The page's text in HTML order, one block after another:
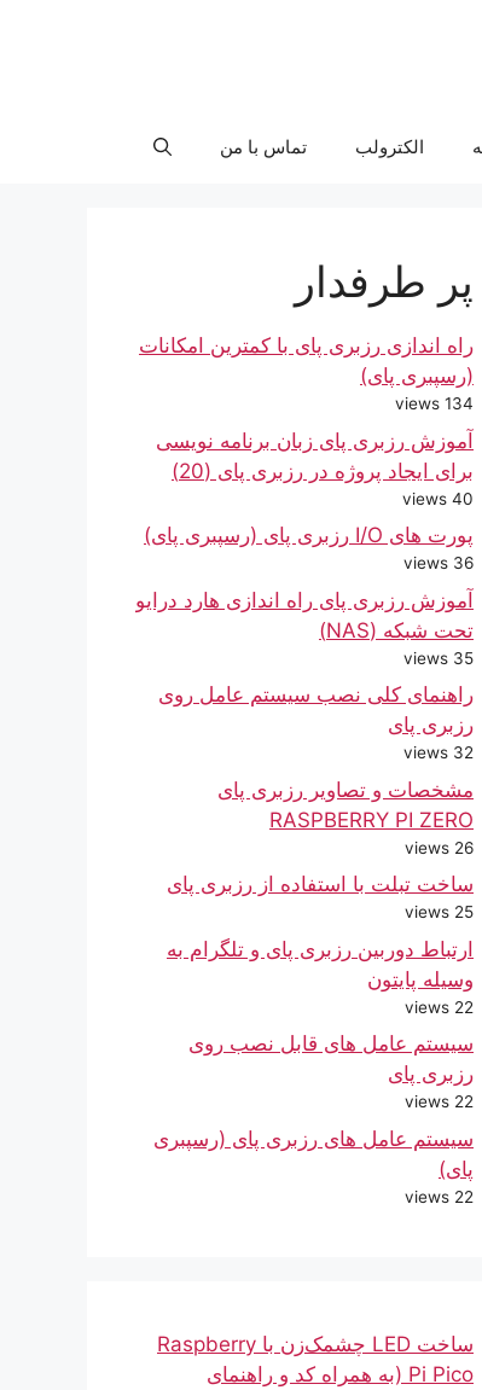
الکترولب تماس با من
پر طرفدار
راه اندازی رزبری پای با کمترین امکانات
(رسپبری پای)
134 views
آموزش رزبری پای زبان برنامه نویسی
برای ایجاد پروژه در رزبری پای (20)
40 views
پورت های I/O رزبری پای (رسپبری پای)
36 views
آموزش رزبری پای راه اندازی هارد درایو
تحت شبکه (NAS)
35 views
راهنمای کلی نصب سیستم عامل روی
رزبری پای
32 views
مشخصات و تصاویر رزبری پای
RASPBERRY PI ZERO
26 views
ساخت تبلت با استفاده از رزبری پای
25 views
ارتباط دوربین رزبری پای و تلگرام به
وسیله پایتون
22 views
سیستم عامل های قابل نصب روی
رزبری پای
22 views
سیستم عامل های رزبری پای (رسپبری
پای)
22 views
ساخت LED چشمک‌زن با Raspberry
Pi Pico (به همراه کد و راهنمای